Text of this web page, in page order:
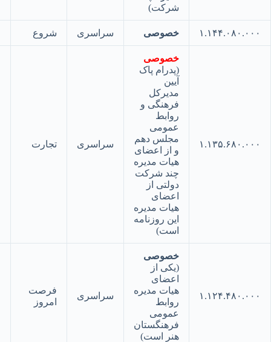
شرکت)
خصوصی سراسری شروع
خصوصی
(پدرام پاک
مدیرکل
فرهنگی و
روابط
عمومی
مجلس دهم
و از اعضای
هیات مدیره
چند شرکت
دولتی از
اعضای
هیات مدیره
این روزنامه
سراسری تجارت
خصوصی
(یکی از
اعضای
هیات مدیره
روابط
عمومی
فرهنگستان
هنر است)
سراسری
فرصت